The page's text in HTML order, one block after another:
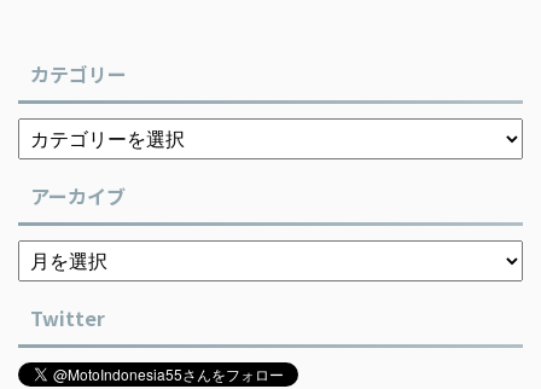
カテゴリー
アーカイブ
Twitter